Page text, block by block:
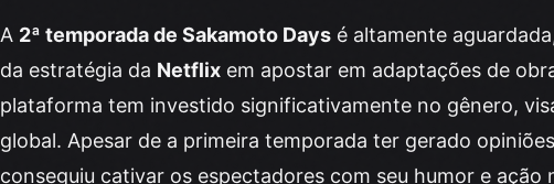
A 2ª temporada de Sakamoto Days é altamente
da estratégia da Netflix em apostar em adaptações de
plataforma tem investido significativamente no gênero,
global. Apesar de a primeira temporada ter gerado
conseguiu cativar os espectadores com seu humor e ação